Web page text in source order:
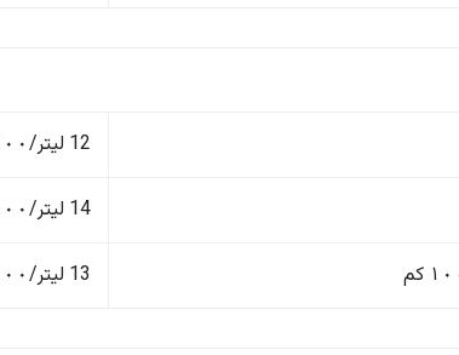
12 لیتر/١٠٠ کم
14 لیتر/١٠٠ کم
13 لیتر/١٠٠ کم